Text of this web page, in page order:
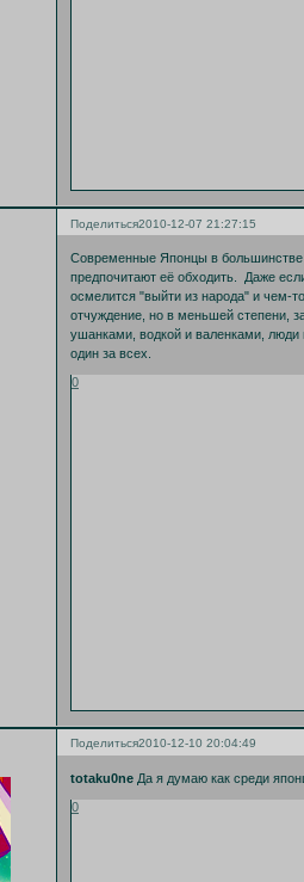
Поделиться2010-12-07 21:27:15
Современные Японцы в большинстве
предпочитают её обходить. Даже
осмелится "выйти из народа" и чем-
отчуждение, но в меньшей степени,
ушанками, водкой и валенками, люди
один за всех.
0
Поделиться2010-12-10 20:04:49
totaku0ne Да я думаю как среди
0